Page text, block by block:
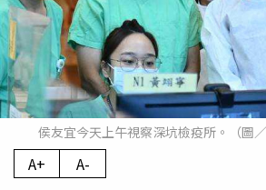
侯友宜今天上午視察深坑檢疫所。（圖／
A+ A-